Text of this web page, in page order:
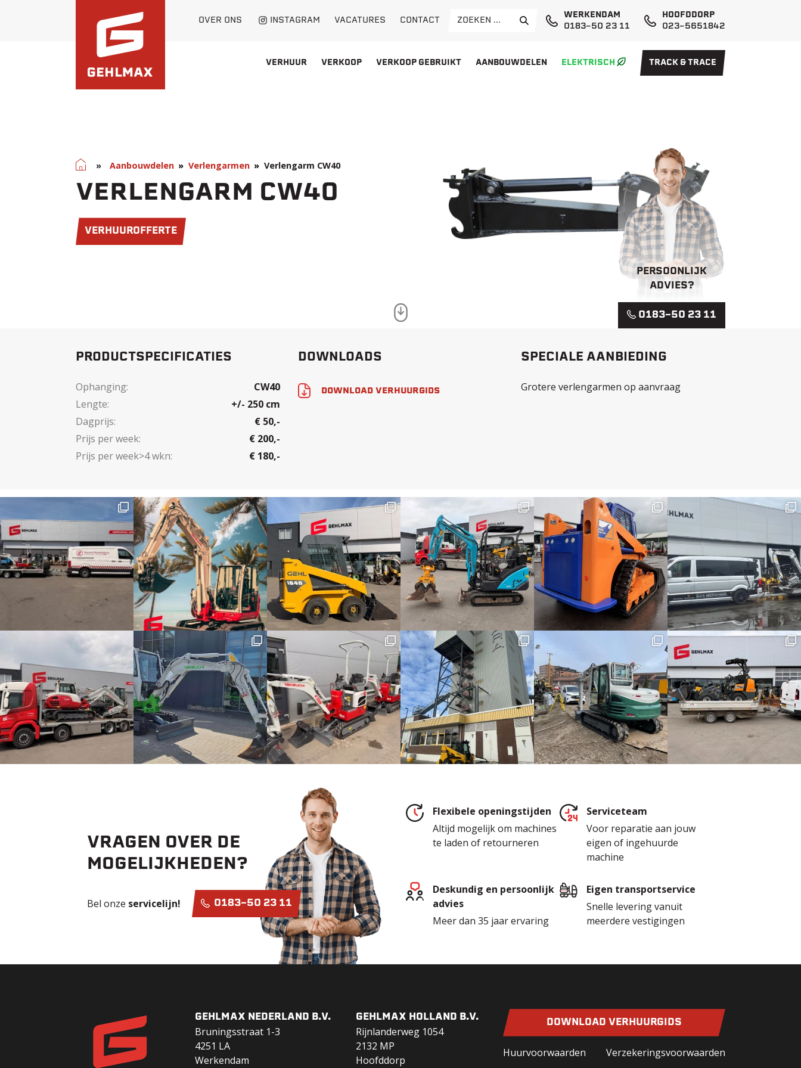
OVER ONS INSTAGRAM VACATURES CONTACT
Search
WERKENDAM
0183-50 23 11
HOOFDDORP
023-5651842
VERHUUR VERKOOP VERKOOP GEBRUIKT AANBOUWDELEN ELEKTRISCH TRACK & TRACE
Home
» Aanbouwdelen Verlengarmen Verlengarm CW40
VERLENGARM CW40
VERHUUROFFERTE
PERSOONLIJK
ADVIES?
0183-50 23 11
PRODUCTSPECIFICATIES
Ophanging:
CW40
Lengte:
+/- 250 cm
Dagprijs:
€ 50,-
Prijs per week:
€ 200,-
Prijs per week>4 wkn:
€ 180,-
DOWNLOADS
DOWNLOAD VERHUURGIDS
SPECIALE AANBIEDING
Grotere verlengarmen op aanvraag
VRAGEN OVER DE
MOGELIJKHEDEN?
Bel onze servicelijn! 0183-50 23 11
Flexibele openingstijden
Altijd mogelijk om machines
te laden of retourneren
Serviceteam
Voor reparatie aan jouw
eigen of ingehuurde
machine
Deskundig en persoonlijk
advies
Meer dan 35 jaar ervaring
Eigen transportservice
Snelle levering vanuit
meerdere vestigingen
GEHLMAX NEDERLAND B.V.
Bruningsstraat 1-3
4251 LA
Werkendam
GEHLMAX HOLLAND B.V.
Rijnlanderweg 1054
2132 MP
Hoofddorp
DOWNLOAD VERHUURGIDS
Huurvoorwaarden Verzekeringsvoorwaarden